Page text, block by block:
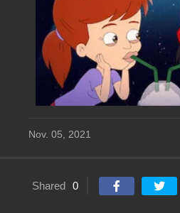
Nov. 05, 2021
Shared 0